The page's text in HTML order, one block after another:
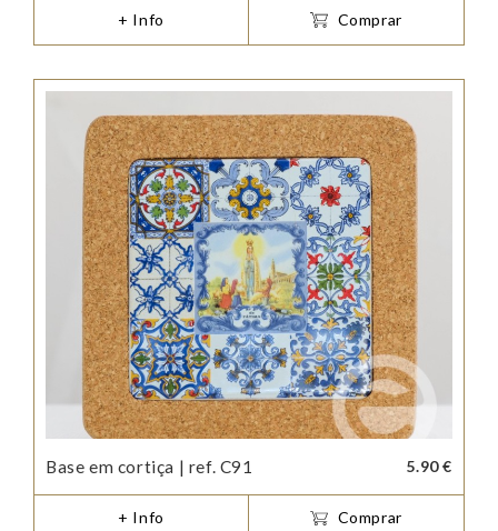
+ Info Comprar
Base em cortiça | ref. C91 5.90 €
+ Info Comprar